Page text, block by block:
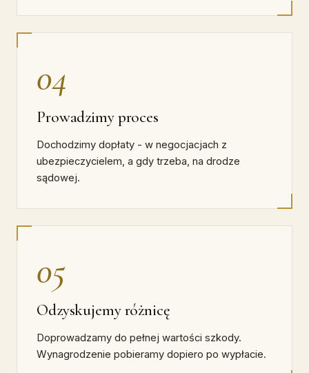
04
Prowadzimy proces
Dochodzimy dopłaty - w negocjacjach z
ubezpieczycielem, a gdy trzeba, na drodze
sądowej.
05
Odzyskujemy różnicę
Doprowadzamy do pełnej wartości szkody.
Wynagrodzenie pobieramy dopiero po wypłacie.